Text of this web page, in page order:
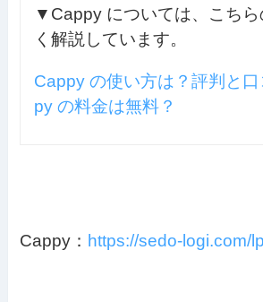
▼Cappy については、こちら
く解説しています。
Cappy の使い方は？評判と
py の料金は無料？
Cappy： https://sedo-logi.com/